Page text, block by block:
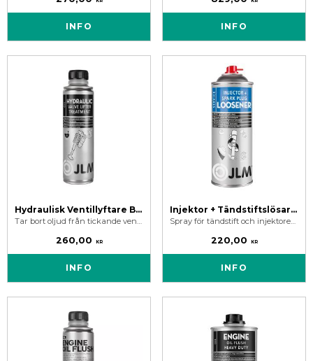
INFO INFO
Hydraulisk Ventillyftare Behandling - JLM Hydraulic Valve Lifter Treatment 250 ml
Tar bort oljud från tickande ventiler och knackande hydrauliska lyftare. Rensar igensatta trånga oljekanaler från smuts, gummi och lackavlagringar.
260,00 KR
INFO
Injektor + Tändstiftslösare - JLM Injector + Spark Plug Loosener 400 ml
Spray för tändstift och injektorer som kärvar vid demontering. JLM Injektor spray penetrerar, löser upp oxideringar och ärgningar runt injektorer mm.
220,00 KR
INFO